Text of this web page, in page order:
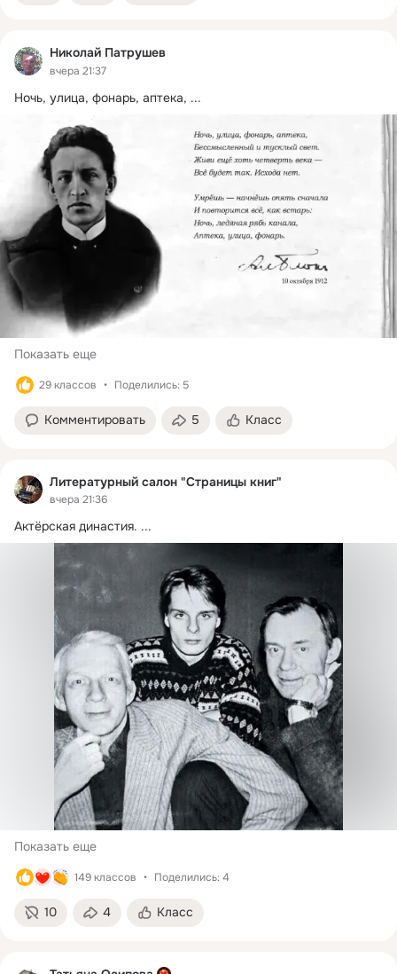
Николай Патрушев
вчера 21:37
Ночь, улица, фонарь, аптека, ...
Показать еще
29 классов Поделились: 5
Комментировать 5 Класс
Литературный салон "Страницы книг"
вчера 21:36
Актёрская династия. ...
Показать еще
149 классов Поделились: 4
10 4 Класс